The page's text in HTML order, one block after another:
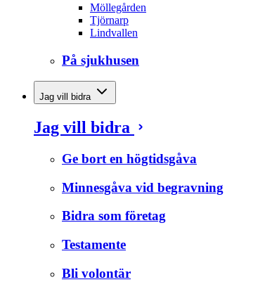
Möllegården
Tjörnarp
Lindvallen
På sjukhusen
Jag vill bidra
Jag vill bidra
Ge bort en högtidsgåva
Minnesgåva vid begravning
Bidra som företag
Testamente
Bli volontär